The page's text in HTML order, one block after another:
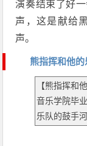
演奏结束了好
声，这是献给
声。
熊指挥和他的